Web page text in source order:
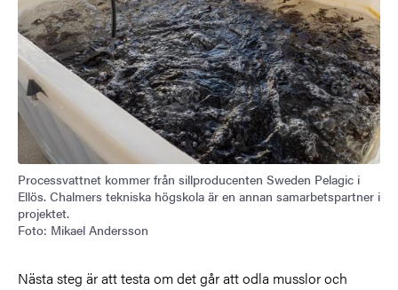
Processvattnet kommer från sillproducenten Sweden Pelagic i
Ellös. Chalmers tekniska högskola är en annan samarbetspartner i
projektet.
Foto: Mikael Andersson
Nästa steg är att testa om det går att odla musslor och